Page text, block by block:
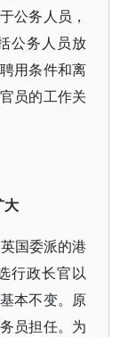
公务人员，
公务人员放
用条件和离
员的工作关
大
国委派的港
行政长官以
本不变。原
员担任。为